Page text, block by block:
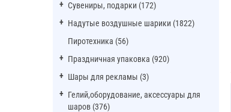
Сувениры, подарки (172)
Надутые воздушные шарики (1822)
Пиротехника (56)
Праздничная упаковка (920)
Шары для рекламы (3)
Гелий,оборудование, аксессуары для
шаров (376)